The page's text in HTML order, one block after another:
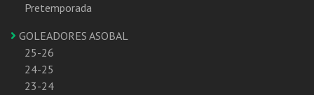
Pretemporada
GOLEADORES ASOBAL
25-26
24-25
23-24